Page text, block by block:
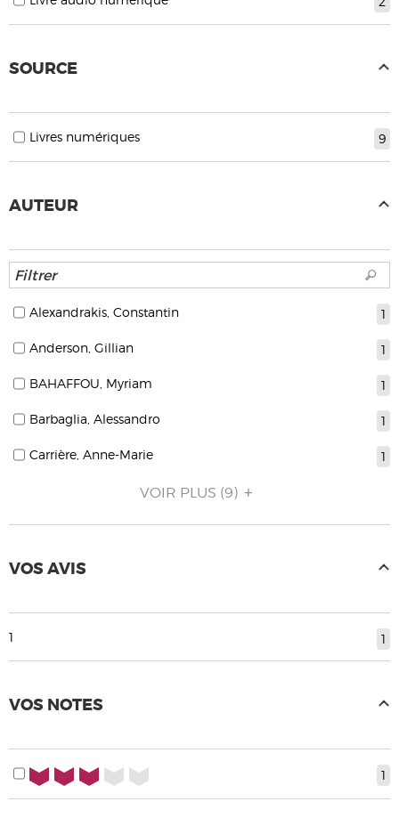
SOURCE
9
Livres numériques
AUTEUR
1
Alexandrakis, Constantin
1
Anderson, Gillian
1
BAHAFFOU, Myriam
1
Barbaglia, Alessandro
1
Carrière, Anne-Marie
VOIR PLUS (9)
VOS AVIS
1
1
VOS NOTES
1
3/5